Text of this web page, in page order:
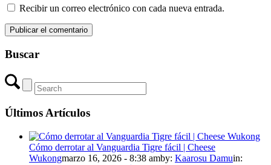
Recibir un correo electrónico con cada nueva entrada.
Buscar
Últimos Artículos
Cómo derrotar al Vanguardia Tigre fácil | Cheese
Wukongmarzo 16, 2026 - 8:38 amby: Kaarosu Damuin: